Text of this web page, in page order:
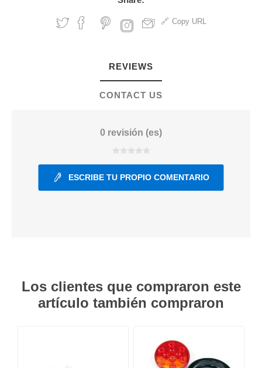
Copy URL
REVIEWS
CONTACT US
0 revisión (es)
ESCRIBE TU PROPIO COMENTARIO
Los clientes que compraron este
artículo también compraron